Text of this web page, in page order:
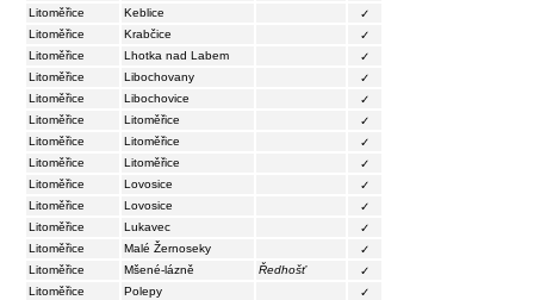
Litoměřice
Keblice
✓
Litoměřice
Krabčice
✓
Litoměřice
Lhotka nad Labem
✓
Litoměřice
Libochovany
✓
Litoměřice
Libochovice
✓
Litoměřice
Litoměřice
✓
Litoměřice
Litoměřice
✓
Litoměřice
Litoměřice
✓
Litoměřice
Lovosice
✓
Litoměřice
Lovosice
✓
Litoměřice
Lukavec
✓
Litoměřice
Malé Žernoseky
✓
Litoměřice
Mšené-lázně Ředhošť
✓
Litoměřice
Polepy
✓